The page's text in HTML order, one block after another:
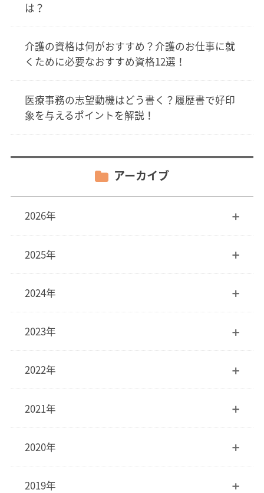
は？
介護の資格は何がおすすめ？介護のお仕事に就
くために必要なおすすめ資格12選！
医療事務の志望動機はどう書く？履歴書で好印
象を与えるポイントを解説！
アーカイブ
2026年
2025年
2024年
2023年
2022年
2021年
2020年
2019年